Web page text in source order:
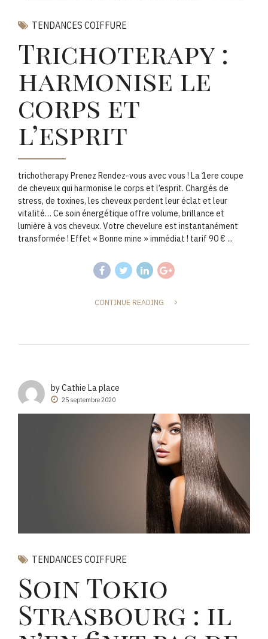
TENDANCES COIFFURE
Trichoterapy :
harmonise le
corps et
l’esprit
trichotherapy Prenez Rendez-vous avec vous ! La 1ere coupe
de cheveux qui harmonise le corps et l’esprit. Chargés de
stress, de toxines, les cheveux perdent leur éclat et leur
vitalité… Ce soin énergétique offre volume, brillance et
lumière à vos cheveux. Votre chevelure est instantanément
transformée ! Effet « Bonne mine » immédiat ! tarif 90 € ...
CONTINUE READING
by Cathie La place
25 septembre 2020
TENDANCES COIFFURE
Soin Tokio
Strasbourg : il